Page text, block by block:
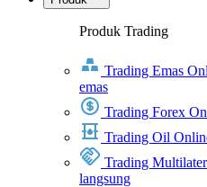
Produk Trading
Trading Emas
emas
Trading Forex
Trading Oil
Trading
langsung